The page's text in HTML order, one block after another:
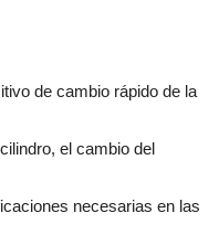
de cambio rápido de la
el cambio del
necesarias en las